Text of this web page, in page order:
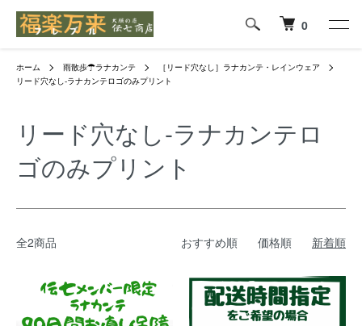
0
ホーム 雨散歩☂ラナカンテ
［リード穴なし］ラナカンテ・レインウェア
リード穴なし-ラナカンテロゴのみプリント
リード穴なし-ラナカンテロ
ゴのみプリント
全2商品 おすすめ順 価格順 新着順